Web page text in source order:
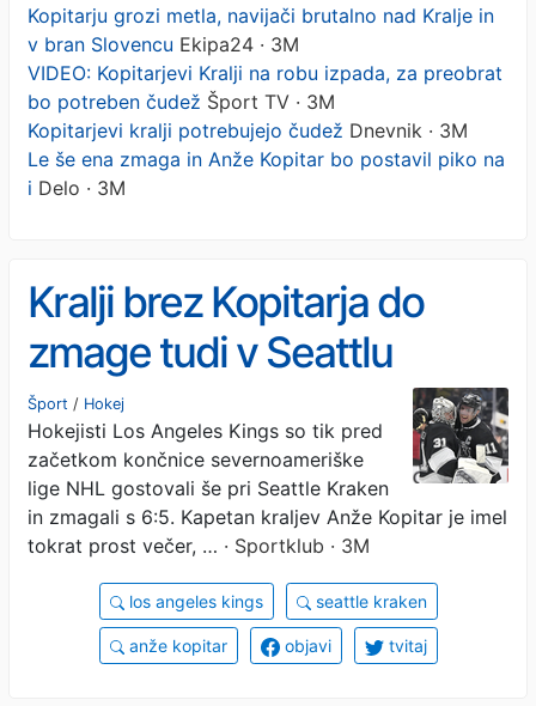
Kopitarju grozi metla, navijači brutalno nad Kralje in
v bran Slovencu Ekipa24 · 3M
VIDEO: Kopitarjevi Kralji na robu izpada, za preobrat
bo potreben čudež Šport TV · 3M
Kopitarjevi kralji potrebujejo čudež Dnevnik · 3M
Le še ena zmaga in Anže Kopitar bo postavil piko na
i Delo · 3M
Kralji brez Kopitarja do
zmage tudi v Seattlu
Šport / Hokej
Hokejisti Los Angeles Kings so tik pred
začetkom končnice severnoameriške
lige NHL gostovali še pri Seattle Kraken
in zmagali s 6:5. Kapetan kraljev Anže Kopitar je imel
tokrat prost večer, … · Sportklub · 3M
los angeles kings seattle kraken
anže kopitar objavi tvitaj